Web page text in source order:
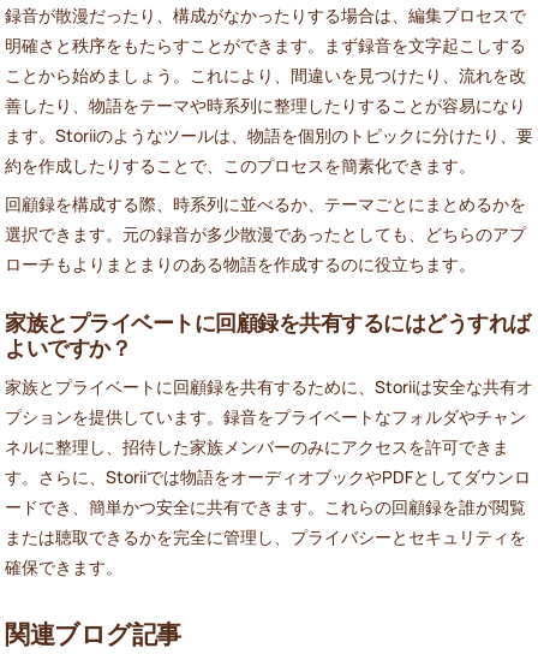
録音が散漫だったり、構成がなかったりする場合は、編集プロセスで
明確さと秩序をもたらすことができます。まず録音を文字起こしする
ことから始めましょう。これにより、間違いを見つけたり、流れを改
善したり、物語をテーマや時系列に整理したりすることが容易になり
ます。Storiiのようなツールは、物語を個別のトピックに分けたり、要
約を作成したりすることで、このプロセスを簡素化できます。
回顧録を構成する際、時系列に並べるか、テーマごとにまとめるかを
選択できます。元の録音が多少散漫であったとしても、どちらのアプ
ローチもよりまとまりのある物語を作成するのに役立ちます。
家族とプライベートに回顧録を共有するにはどうすれば
よいですか？
家族とプライベートに回顧録を共有するために、Storiiは安全な共有オ
プションを提供しています。録音をプライベートなフォルダやチャン
ネルに整理し、招待した家族メンバーのみにアクセスを許可できま
す。さらに、Storiiでは物語をオーディオブックやPDFとしてダウンロ
ードでき、簡単かつ安全に共有できます。これらの回顧録を誰が閲覧
または聴取できるかを完全に管理し、プライバシーとセキュリティを
確保できます。
関連ブログ記事